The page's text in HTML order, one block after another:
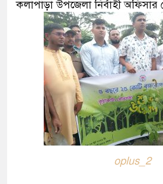
কলাপাড়া উপজেলা নির্বাহী অফিসার
oplus_2